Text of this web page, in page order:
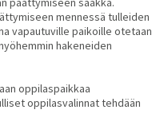
mennessä tulleiden
vapautuville paikoille otetaan
hakeneiden
oppilaspaikkaa
oppilasvalinnat tehdään